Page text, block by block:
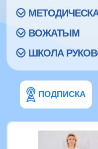
ВОЖАТЫМ
ШКОЛА
ПОДПИСКА